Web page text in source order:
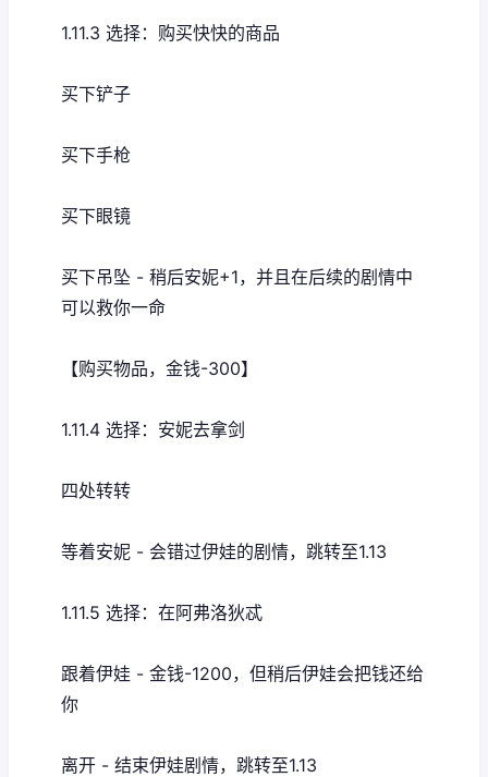
1.11.3 选择：购买快快的商品
买下铲子
买下手枪
买下眼镜
买下吊坠 - 稍后安妮+1，并且在后续的剧情中
可以救你一命
【购买物品，金钱-300】
1.11.4 选择：安妮去拿剑
四处转转
等着安妮 - 会错过伊娃的剧情，跳转至1.13
1.11.5 选择：在阿弗洛狄忒
跟着伊娃 - 金钱-1200，但稍后伊娃会把钱还给
你
离开 - 结束伊娃剧情，跳转至1.13